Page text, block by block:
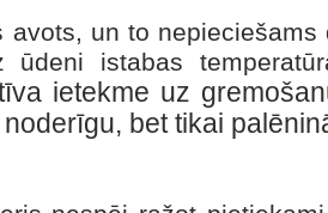
avots, un to
ūdeni istabas
ietekme uz
bet tikai